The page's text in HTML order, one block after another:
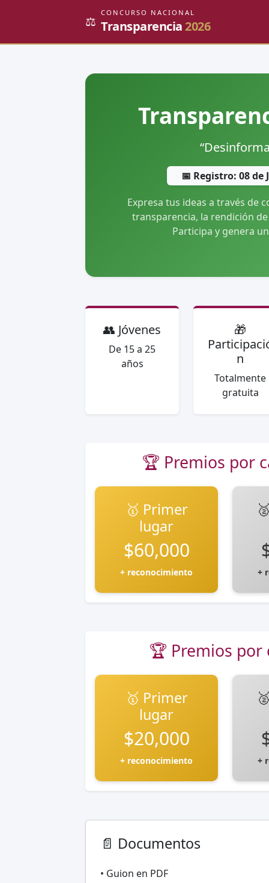
⚖️
CONCURSO NACIONAL
Transparencia2026
📅 Registro: 08 de
Expresa tus ideas a través de
transparencia, la rendición
Participa y genera
👥 Jóvenes
De 15 a 25
años
🎁
n
Totalmente
gratuita
🏆 Premios por
🥇 Primer
lugar
$60,000
+ reconocimiento +
🏆 Premios por
🥇 Primer
lugar
$20,000
+ reconocimiento +
📄 Documentos
• Guion en PDF